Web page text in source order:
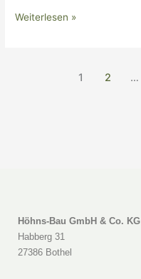
Weiterlesen »
1 2 …
Höhns-Bau GmbH & Co. KG
Habberg 31
27386 Bothel